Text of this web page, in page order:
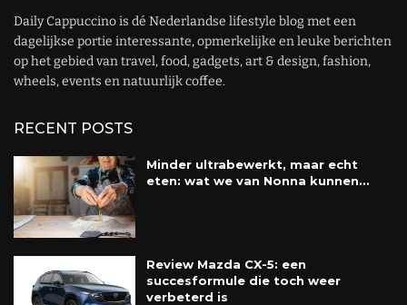
Daily Cappuccino is dé Nederlandse lifestyle blog met een
dagelijkse portie interessante, opmerkelijke en leuke berichten
op het gebied van travel, food, gadgets, art & design, fashion,
wheels, events en natuurlijk coffee.
RECENT POSTS
Minder ultrabewerkt, maar echt
eten: wat we van Nonna kunnen...
Review Mazda CX-5: een
succesformule die toch weer
verbeterd is